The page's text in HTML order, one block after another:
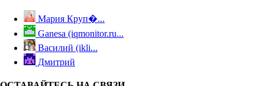
Мария Круп�...
Ganesa (iqmonitor.ru...
Василий (ikli...
Дмитрий